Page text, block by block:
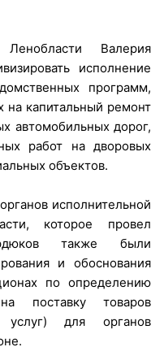
Валерия
исполнение
программ,
на капитальный ремонт
автомобильных дорог,
работ на дворовых
объектов.
исполнительной
которое провел
также были
и обоснования
по определению
поставку товаров
услуг) для органов